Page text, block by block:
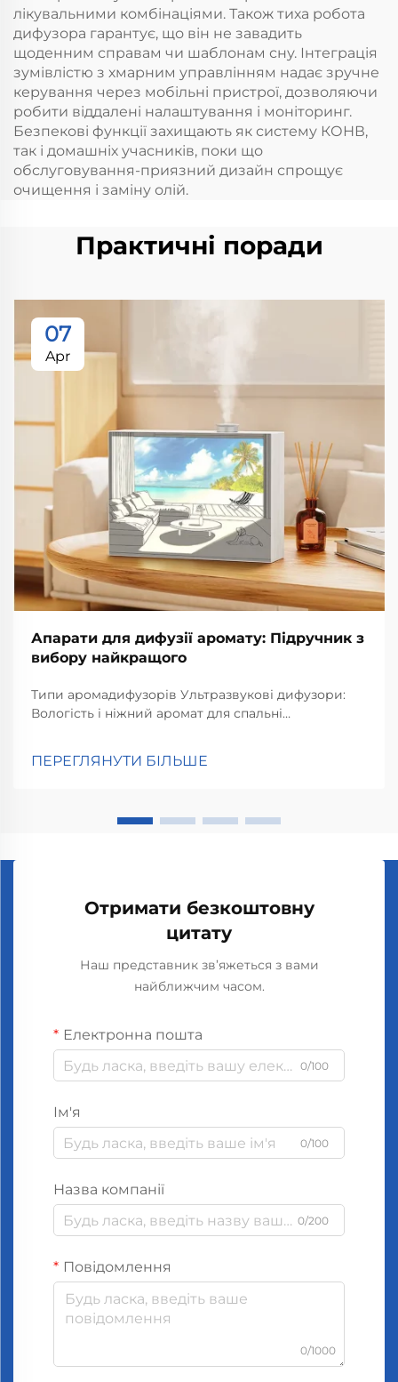
лікувальними комбінаціями. Також тиха робота
дифузора гарантує, що він не завадить
щоденним справам чи шаблонам сну. Інтеграція
зумівлістю з хмарним управлінням надає зручне
керування через мобільні пристрої, дозволяючи
робити віддалені налаштування і моніторинг.
Безпекові функції захищають як систему КОНВ,
так і домашніх учасників, поки що
обслуговування-приязний дизайн спрощує
очищення і заміну олій.
Практичні поради
07
Apr
Апарати для дифузії аромату: Підручник з
вибору найкращого
Типи аромадифузорів Ультразвукові дифузори:
Вологість і ніжний аромат для спальні
ефірні олії в повітрі, по суті, виконуючи одночасно
ПЕРЕГЛЯНУТИ БІЛЬШЕ
Отримати безкоштовну
цитату
Наш представник зв’яжеться з вами
найближчим часом.
Електронна пошта
0/100
Ім'я
0/100
Назва компанії
0/200
Повідомлення
0/1000